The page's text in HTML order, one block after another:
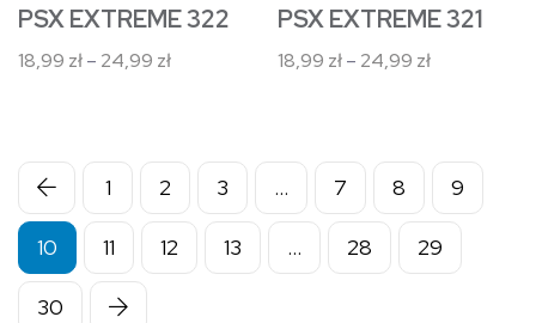
stronie
produktu
PSX EXTREME 322
18,99 zł– 24,99 złZakres
do
24,99 zł
stronie
produktu
PSX EXTREME 321
18,99 zł– 24,99 złZakres
do
24,99 zł
1 2 3 … 7 8 9
10 11 12 13 … 28 29
30